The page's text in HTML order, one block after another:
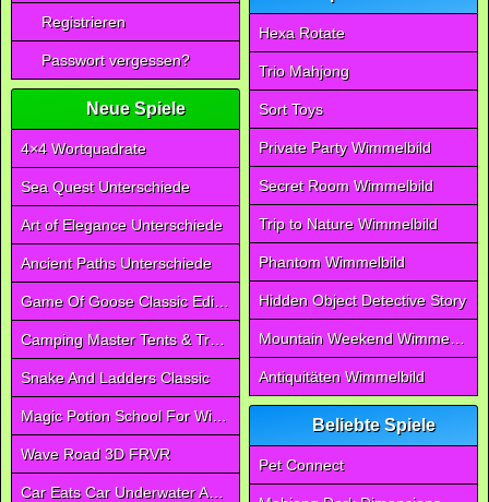
Registrieren
Passwort vergessen?
Neue Spiele
4×4 Wortquadrate
Sea Quest Unterschiede
Art of Elegance Unterschiede
Ancient Paths Unterschiede
Game Of Goose Classic Edition
Camping Master Tents & Trees
Snake And Ladders Classic
Magic Potion School For Witch
Wave Road 3D FRVR
Car Eats Car Underwater Adventure FRVR
Hexa Rotate
Trio Mahjong
Sort Toys
Private Party Wimmelbild
Secret Room Wimmelbild
Trip to Nature Wimmelbild
Phantom Wimmelbild
Hidden Object Detective Story
Mountain Weekend Wimmelbild
Antiquitäten Wimmelbild
Beliebte Spiele
Pet Connect